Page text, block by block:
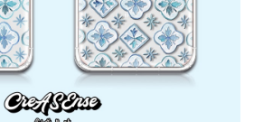
瀏覽更多